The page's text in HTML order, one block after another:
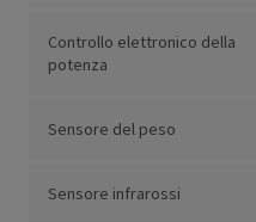
Controllo elettronico della
potenza
Sensore del peso
Sensore infrarossi